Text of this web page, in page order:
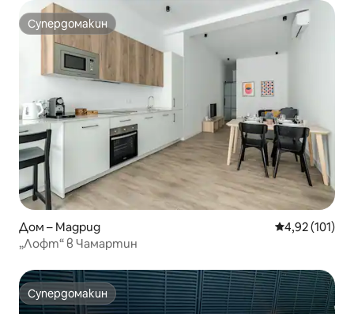
Супердомакин
Супердомакин
Дом – Мадрид Средна
4,92 (101)
„Лофт“ в Чамартин
Супердомакин
Супердомакин